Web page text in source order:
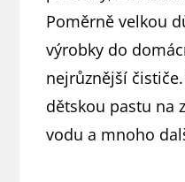
Poměrně velkou
výrobky do
nejrůznější
dětskou pastu na
vodu a mnoho